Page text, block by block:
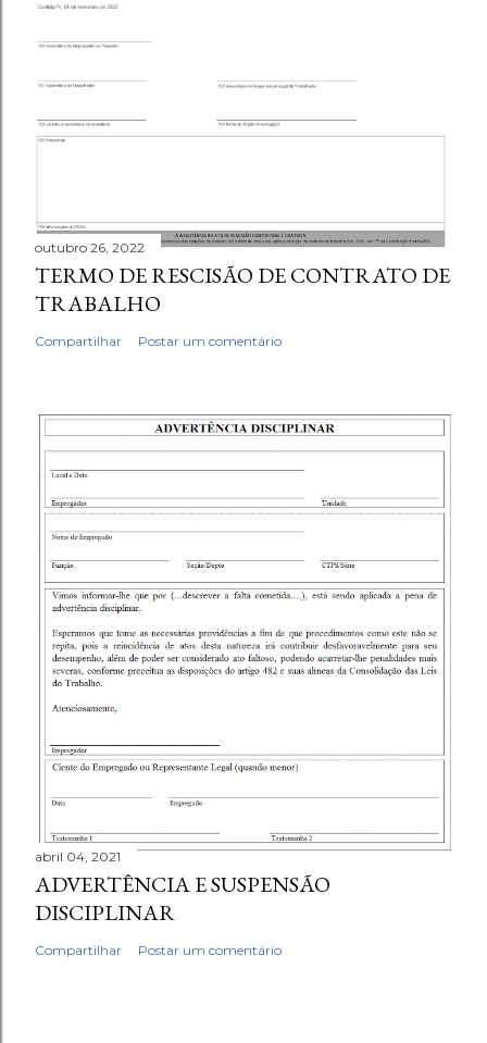
outubro 26, 2022
TERMO DE RESCISÃO DE CONTRATO DE
TRABALHO
Compartilhar Postar um comentário
abril 04, 2021
ADVERTÊNCIA E SUSPENSÃO
DISCIPLINAR
Compartilhar Postar um comentário